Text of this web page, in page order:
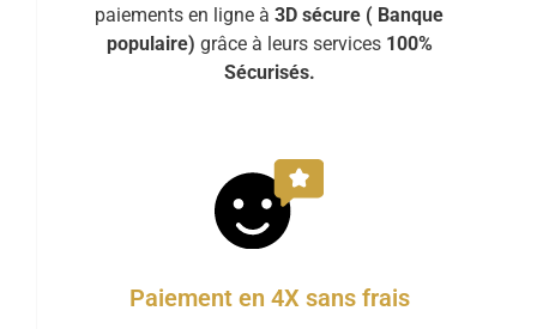
paiements en ligne à 3D sécure ( Banque
populaire) grâce à leurs services 100%
Sécurisés.
Paiement en 4X sans frais